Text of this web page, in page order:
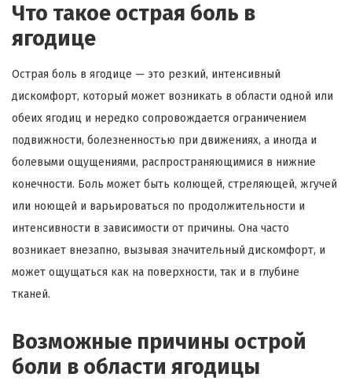
Что такое острая боль в
ягодице
Острая боль в ягодице — это резкий, интенсивный
дискомфорт, который может возникать в области одной или
обеих ягодиц и нередко сопровождается ограничением
подвижности, болезненностью при движениях, а иногда и
болевыми ощущениями, распространяющимися в нижние
конечности. Боль может быть колющей, стреляющей, жгучей
или ноющей и варьироваться по продолжительности и
интенсивности в зависимости от причины. Она часто
возникает внезапно, вызывая значительный дискомфорт, и
может ощущаться как на поверхности, так и в глубине
тканей.
Возможные причины острой
боли в области ягодицы